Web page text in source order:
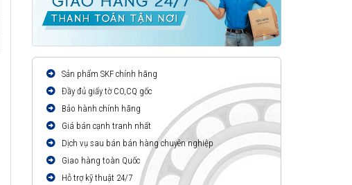
Sản phẩm SKF chính hãng
Đầy đủ giấy tờ CO,CQ gốc
Bảo hành chính hãng
Giá bán cạnh tranh nhất
Dịch vụ sau bán bán hàng chuyên nghiệp
Giao hàng toàn Quốc
Hỗ trợ kỹ thuật 24/7